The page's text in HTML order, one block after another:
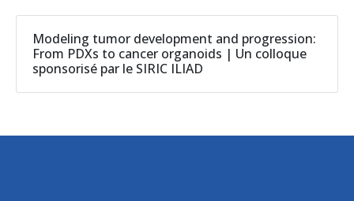
Modeling tumor development and progression:
From PDXs to cancer organoids | Un colloque
sponsorisé par le SIRIC ILIAD